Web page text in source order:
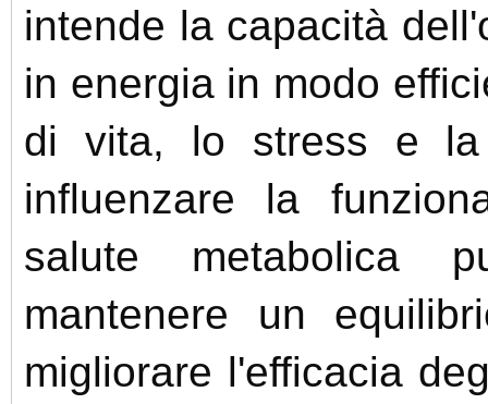
intende la capacità
in energia in modo
di vita, lo stress e la
influenzare la
salute metabolica
mantenere un
migliorare l'efficacia